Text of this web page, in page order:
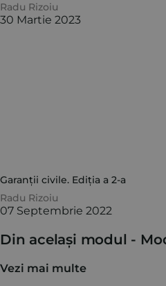
Radu Rizoiu
30 Martie 2023
Garanții civile. Ediția a 2-a
Radu Rizoiu
07 Septembrie 2022
Din același modul -
Vezi mai multe